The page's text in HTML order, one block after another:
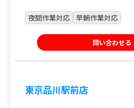
夜間作業対応 早朝作業対応
問い合わせる
東京品川駅前店